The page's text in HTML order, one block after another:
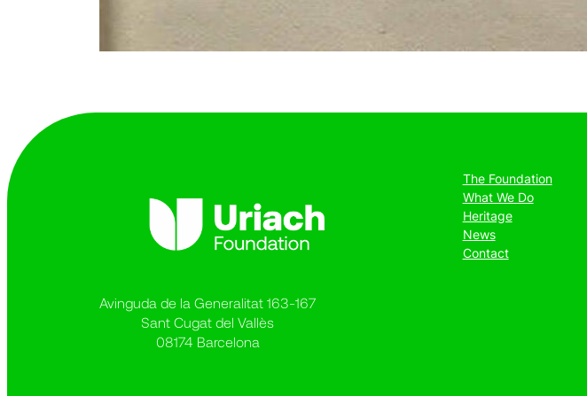
Avinguda de la Generalitat 163-167
Sant Cugat del Vallès
08174 Barcelona
The Foundation
What We Do
Heritage
News
Contact